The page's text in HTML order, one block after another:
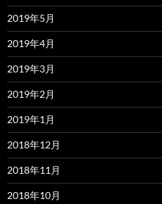
2019年5月
2019年4月
2019年3月
2019年2月
2019年1月
2018年12月
2018年11月
2018年10月